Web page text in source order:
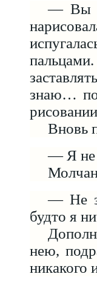
— Вы
знаю…
Вновь
— Я не
— Не
будто я
нею,
никакого